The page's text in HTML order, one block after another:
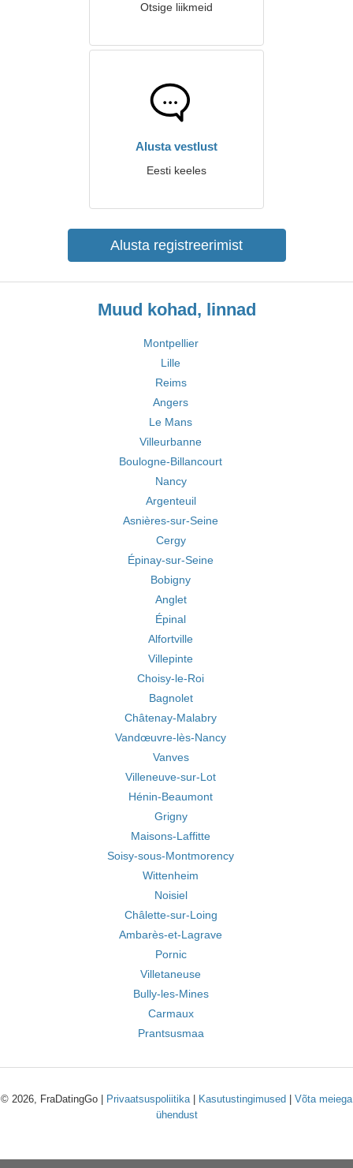
Otsige liikmeid
Alusta vestlust
Eesti keeles
Alusta registreerimist
Muud kohad, linnad
Montpellier
Lille
Reims
Angers
Le Mans
Villeurbanne
Boulogne-Billancourt
Nancy
Argenteuil
Asnières-sur-Seine
Cergy
Épinay-sur-Seine
Bobigny
Anglet
Épinal
Alfortville
Villepinte
Choisy-le-Roi
Bagnolet
Châtenay-Malabry
Vandœuvre-lès-Nancy
Vanves
Villeneuve-sur-Lot
Hénin-Beaumont
Grigny
Maisons-Laffitte
Soisy-sous-Montmorency
Wittenheim
Noisiel
Châlette-sur-Loing
Ambarès-et-Lagrave
Pornic
Villetaneuse
Bully-les-Mines
Carmaux
Prantsusmaa
© 2026, FraDatingGo | Privaatsuspoliitika| Kasutustingimused
Võta meiega
ühendust